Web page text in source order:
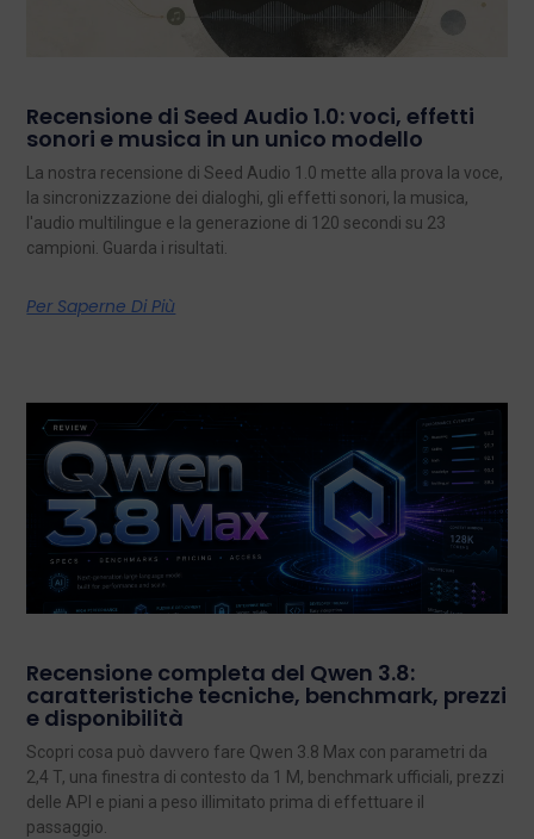
Recensione di Seed Audio 1.0: voci, effetti
sonori e musica in un unico modello
La nostra recensione di Seed Audio 1.0 mette alla prova la voce,
la sincronizzazione dei dialoghi, gli effetti sonori, la musica,
l'audio multilingue e la generazione di 120 secondi su 23
campioni. Guarda i risultati.
Per Saperne Di Più
Recensione completa del Qwen 3.8:
caratteristiche tecniche, benchmark, prezzi
e disponibilità
Scopri cosa può davvero fare Qwen 3.8 Max con parametri da
2,4 T, una finestra di contesto da 1 M, benchmark ufficiali, prezzi
delle API e piani a peso illimitato prima di effettuare il
passaggio.